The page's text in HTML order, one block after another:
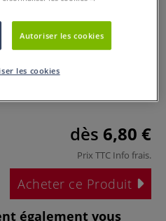
Greenpoint
feutré composé à 98 % de
Corps hexagonal et encre
dès 6,80 €
Prix TTC Info frais.
Acheter ce Produit
également vous
Autoriser les cookies
les cookies